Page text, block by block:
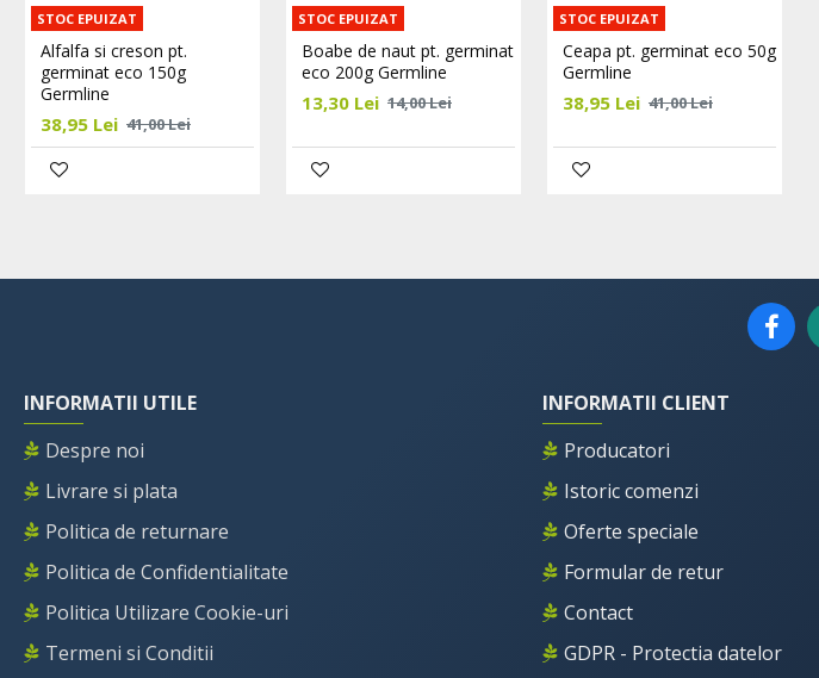
STOC EPUIZAT
Alfalfa si creson pt.
germinat eco 150g
Germline
38,95 Lei 41,00 Lei
STOC EPUIZAT
Boabe de naut pt. germinat
eco 200g Germline
13,30 Lei 14,00 Lei
STOC EPUIZAT
Ceapa pt. germinat eco 50g
Germline
38,95 Lei 41,00 Lei
INFORMATII UTILE
Despre noi
Livrare si plata
Politica de returnare
Politica de Confidentialitate
Politica Utilizare Cookie-uri
Termeni si Conditii
INFORMATII CLIENT
Producatori
Istoric comenzi
Oferte speciale
Formular de retur
Contact
GDPR - Protectia datelor